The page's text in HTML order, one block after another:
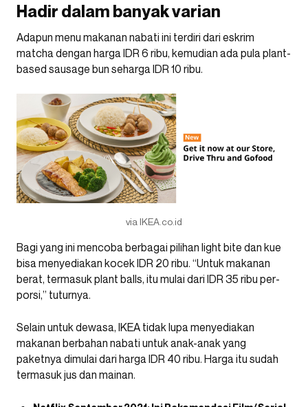
Hadir dalam banyak varian
Adapun menu makanan nabati ini terdiri dari eskrim
matcha dengan harga IDR 6 ribu, kemudian ada pula plant-
based sausage bun seharga IDR 10 ribu.
via IKEA.co.id
Bagi yang ini mencoba berbagai pilihan light bite dan kue
bisa menyediakan kocek IDR 20 ribu. “Untuk makanan
berat, termasuk plant balls, itu mulai dari IDR 35 ribu per-
porsi,” tuturnya.
Selain untuk dewasa, IKEA tidak lupa menyediakan
makanan berbahan nabati untuk anak-anak yang
paketnya dimulai dari harga IDR 40 ribu. Harga itu sudah
termasuk jus dan mainan.